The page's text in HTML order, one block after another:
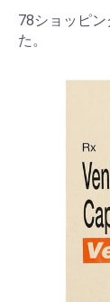
78ショッピ
た。